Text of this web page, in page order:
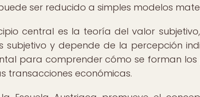
ser reducido a simples modelos
central es la teoría del valor
subjetivo y depende de la percepción
para comprender cómo se forman
transacciones económicas.